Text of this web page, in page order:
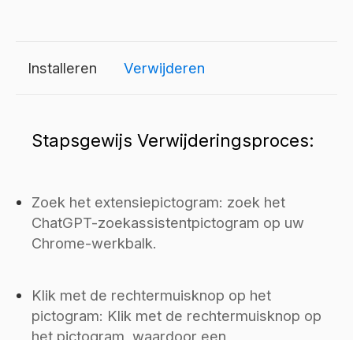
Installeren Verwijderen
Stapsgewijs Verwijderingsproces:
Zoek het extensiepictogram: zoek het
ChatGPT-zoekassistentpictogram op uw
Chrome-werkbalk.
Klik met de rechtermuisknop op het
pictogram: Klik met de rechtermuisknop op
het pictogram, waardoor een